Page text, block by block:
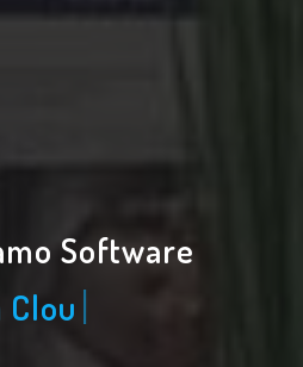
Software
Clo|